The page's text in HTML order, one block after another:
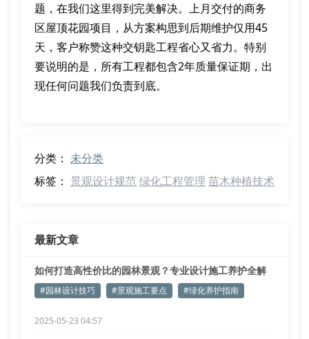
题，在我们这里得到完美解决。上月交付的商务
区屋顶花园项目，从方案构思到后期维护仅用45
天，客户称赞这种交钥匙工程省心又省力。特别
要说明的是，所有工程都包含2年质量保证期，出
现任何问题我们负责到底。
分类： 未分类
标签： 景观设计规范绿化工程管理 苗木种植技术
最新文章
如何打造高性价比的园林景观？专业设计施工养护全解
析#园林设计技巧 #景观施工要点 #绿化养护指南
2025-05-23 04:57